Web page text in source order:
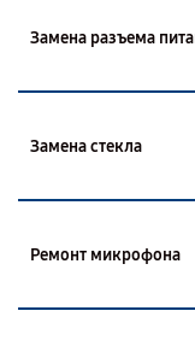
Замена разъема
Замена стекла
Ремонт микрофона